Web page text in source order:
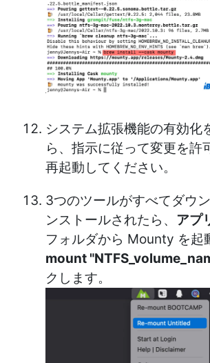
システム拡張機能の有効化
ら、指示に従って変更を許
再起動してください。
3つのツールがすべてダウ
ンストールされたら、 アプ
フォルダから Mounty を起
mount
クします。